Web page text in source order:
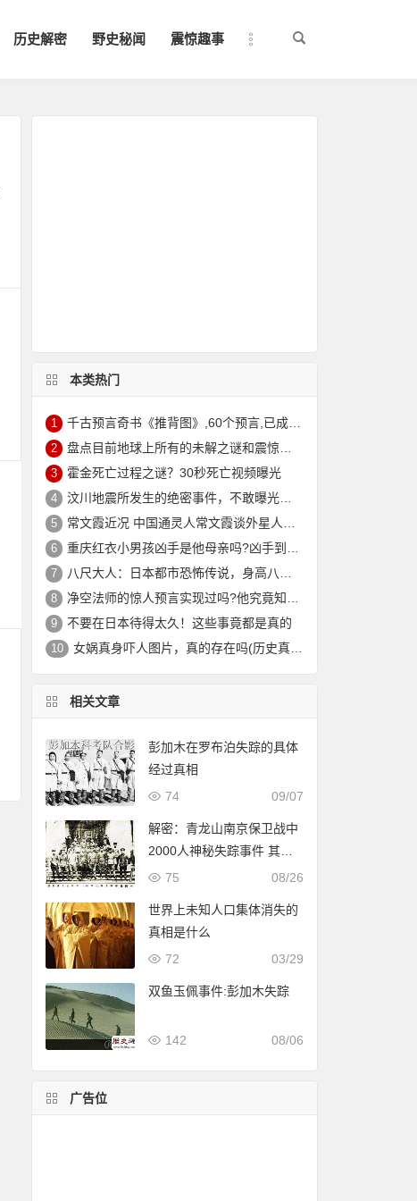
历史解密 野史秘闻 震惊趣事
本类热门
1 千古预言奇书《推背图》,60个预言,已成功预言43个
2 盘点目前地球上所有的未解之谜和震惊趣事
3 霍金死亡过程之谜？30秒死亡视频曝光
4 汶川地震所发生的绝密事件，不敢曝光真实案例！
5 常文霞近况 中国通灵人常文霞谈外星人真实性存疑
6 重庆红衣小男孩凶手是他母亲吗?凶手到底是谁?重庆红衣小男孩父母为什么不查?
7 八尺大人：日本都市恐怖传说，身高八尺专门对年轻男性下手
8 净空法师的惊人预言实现过吗?他究竟知道什么?
9 不要在日本待得太久！这些事竟都是真的
10 女娲真身吓人图片，真的存在吗(历史真实存在)
相关文章
彭加木在罗布泊失踪的具体
经过真相
09/07
74
解密：青龙山南京保卫战中
2000人神秘失踪事件 其实
并非灵异
08/26
75
世界上未知人口集体消失的
真相是什么
03/29
72
双鱼玉佩事件:彭加木失踪
08/06
142
广告位